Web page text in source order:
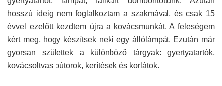
hosszú ideig nem foglalkoztam a szakmával, és csak 15
évvel ezelőtt kezdtem újra a kovácsmunkát. A feleségem
kért meg, hogy készítsek neki egy állólámpát. Ezután már
gyorsan születtek a különböző tárgyak: gyertyatartók,
kovácsoltvas bútorok, kerítések és korlátok.